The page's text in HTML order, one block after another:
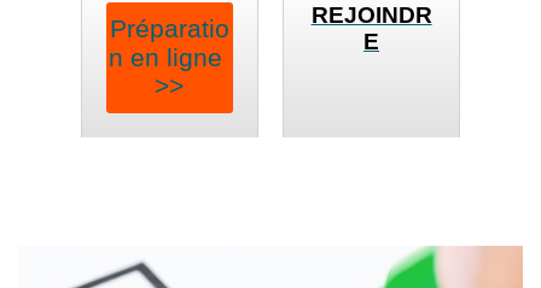
Préparatio
n en ligne
>>
REJOINDR
E